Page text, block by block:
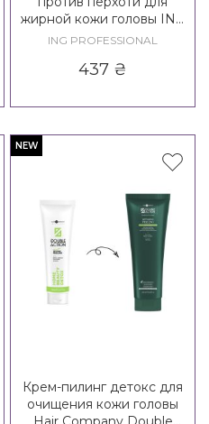
жирной кожи головы ING
Treating Bivalent Shampoo
ING PROFESSIONAL
437 ₴
NEW
Крем-пилинг детокс для
очищения кожи головы